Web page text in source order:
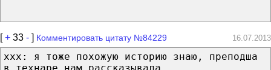
[+ 33 - ] Комментировать цитату №84229 16.07.2013
xxx: я тоже похожую историю знаю, преподша
в технаре нам рассказывала.